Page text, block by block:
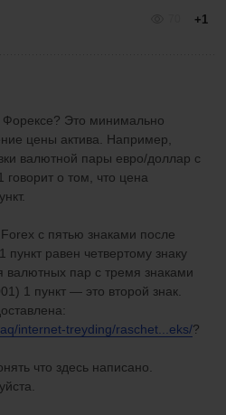
+1
Форексе? Это минимально
цены актива. Например,
валютной пары евро/доллар с
говорит о том, что цена
с пятью знаками после
пункт равен четвертому знаку
валютных пар с тремя знаками
1 пункт — это второй знак.
internet-treyding/raschet...eks/?
что здесь написано.